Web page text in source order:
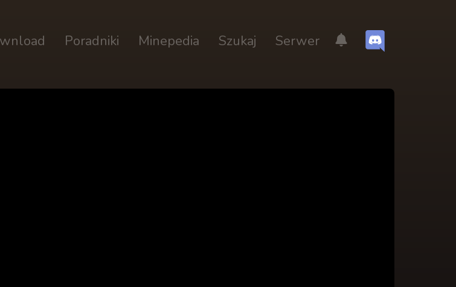
Poradniki Minepedia Szukaj Serwer